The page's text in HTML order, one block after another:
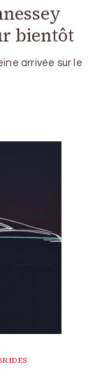
bientôt
arrivée sur le